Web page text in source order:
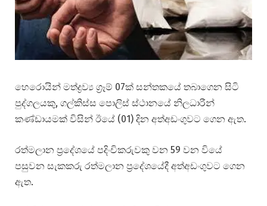
හෙරොයින් මත්ද්‍රව්‍ය ග්‍රෑම් 07ක් සන්තකයේ තබාගෙන සිටි
පුද්ගලයකු, ගල්කිස්ස පොලිස් ස්ථානයේ නිලධාරීන්
කණ්ඩායමක් විසින් ඊයේ (01) දින අත්අඩංගුවට ගෙන ඇත.
රත්මලාන ප්‍රදේශයේ පදිංචිකරුවකු වන 59 වන වියේ
පසුවන සැකකරු රත්මලාන ප්‍රදේශයේදී අත්අඩංගුවට ගෙන
ඇත.